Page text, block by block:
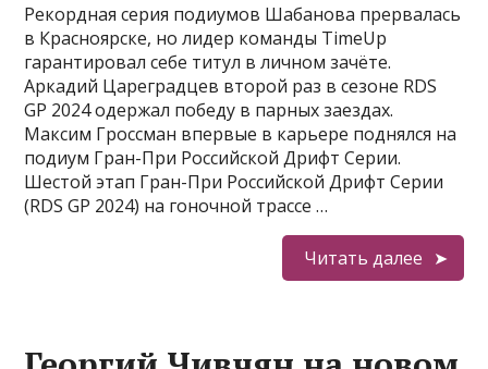
Рекордная серия подиумов Шабанова прервалась
в Красноярске, но лидер команды TimeUp
гарантировал себе титул в личном зачёте.
Аркадий Цареградцев второй раз в сезоне RDS
GP 2024 одержал победу в парных заездах.
Максим Гроссман впервые в карьере поднялся на
подиум Гран-При Российской Дрифт Серии.
Шестой этап Гран-При Российской Дрифт Серии
(RDS GP 2024) на гоночной трассе …
Читать далее